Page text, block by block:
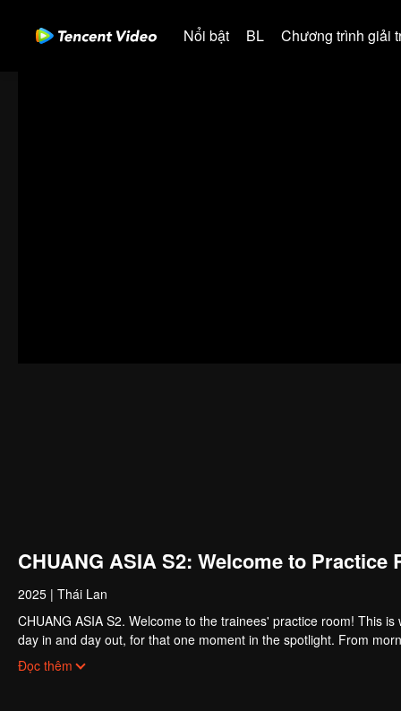
Nổi bật BL Chương trình giải
CHUANG ASIA S2: Welcome to Practice
2025 | Thái Lan
CHUANG ASIA S2. Welcome to the trainees' practice room! This
day in and day out, for that one moment in the spotlight. From
about their practice room stories?
Đọc thêm